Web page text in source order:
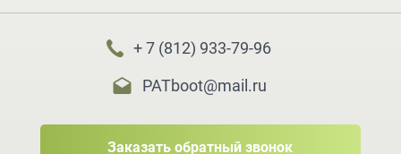
+ 7 (812) 933-79-96
PATboot@mail.ru
Заказать обратный звонок